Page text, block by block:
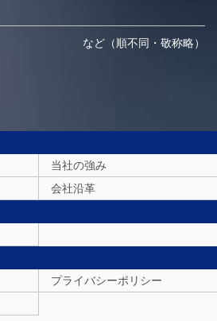
など（順不同・敬称略）
当社の強み
会社沿革
プライバシーポリシー